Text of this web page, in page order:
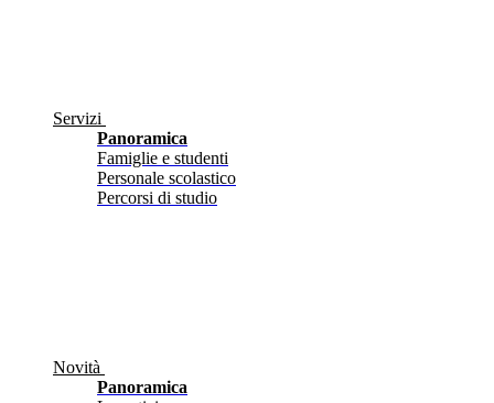
Servizi
Panoramica
Famiglie e studenti
Personale scolastico
Percorsi di studio
Novità
Panoramica